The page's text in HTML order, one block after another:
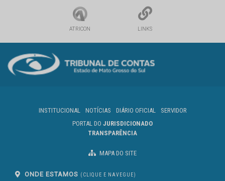
ATRICON LINKS
INSTITUCIONAL NOTÍCIAS DIÁRIO OFICIAL
SERVIDOR
PORTAL DO JURISDICIONADO
TRANSPARÊNCIA
MAPA DO SITE
ONDE ESTAMOS (CLIQUE E NAVEGUE)